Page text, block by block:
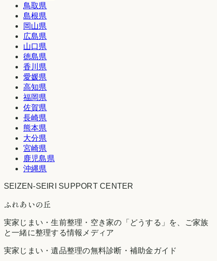
鳥取県
島根県
岡山県
広島県
山口県
徳島県
香川県
愛媛県
高知県
福岡県
佐賀県
長崎県
熊本県
大分県
宮崎県
鹿児島県
沖縄県
SEIZEN-SEIRI SUPPORT CENTER
ふれあいの丘
実家じまい・生前整理・空き家の「どうする」を、ご家族
と一緒に整理する情報メディア
実家じまい・遺品整理の無料診断・補助金ガイド